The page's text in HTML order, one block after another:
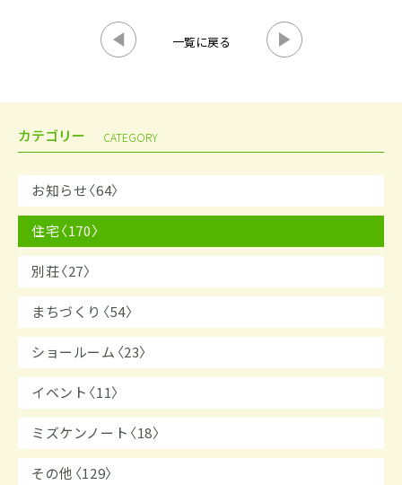
一覧に戻る
カテゴリー CATEGORY
お知らせ〈64〉
住宅〈170〉
別荘〈27〉
まちづくり〈54〉
ショールーム〈23〉
イベント〈11〉
ミズケンノート〈18〉
その他〈129〉